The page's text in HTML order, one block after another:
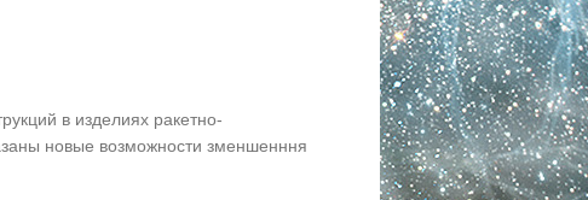
в изделиях ракетно-
новые возможности зменшенння